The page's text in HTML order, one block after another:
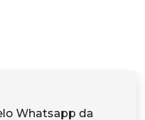
Whatsapp da